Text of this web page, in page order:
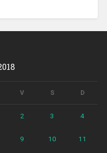
V S D
2 3 4
9 10 11